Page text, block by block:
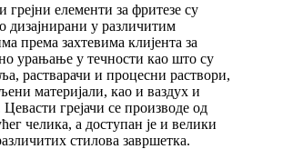
грејни елементи за фритезе су
дизајнирани у различитим
према захтевима клијента за
урањање у течности као што су
растварачи и процесни раствори,
материјали, као и ваздух и
Цевасти грејачи се производе од
челика, а доступан је и велики
стилова завршетка.